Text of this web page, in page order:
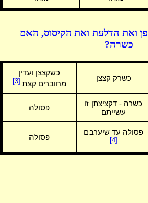
ואת הדלעת ואת הקיסוס, האם
כשרה?
כשרק קצצן
כשקצצן ועדין
מחוברים קצת [3]
כשרה - דקציצתן זו
עשייתם
פסולה
פסולה עד שיערבם
[4] פסולה